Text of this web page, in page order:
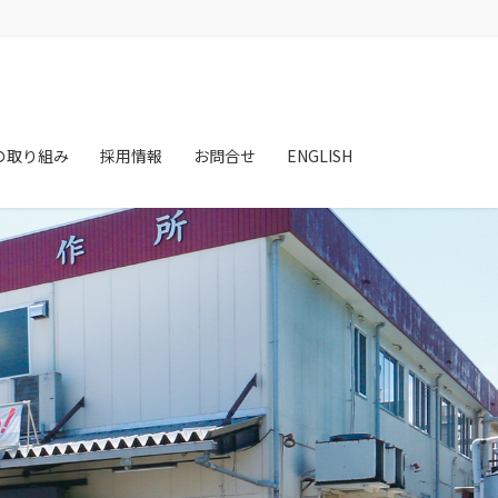
取り組み 採用情報 お問合せ ENGLISH